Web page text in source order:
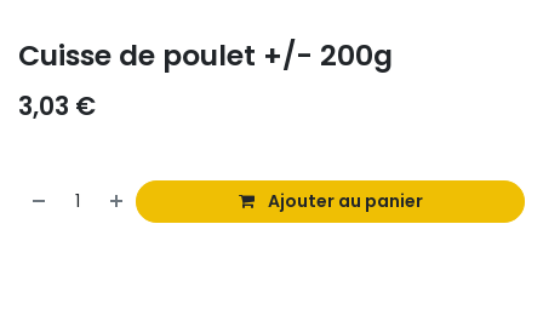
Cuisse de poulet +/- 200g
3,03 €
Ajouter au panier